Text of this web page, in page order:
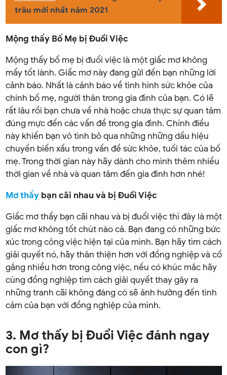
trâu mới nhất năm 2021
Mộng thấy Bố Mẹ bị Đuổi Việc
Mộng thấy bố mẹ bị đuổi việc là một giấc mơ không
mấy tốt lành. Giấc mơ này đang gửi đến bạn những lời
cảnh báo. Nhất là cảnh báo về tình hình sức khỏe của
chính bố mẹ, người thân trong gia đình của bạn. Có lẽ
rất lâu rồi bạn chưa về nhà hoặc chưa thực sự quan tâm
đúng mực đến các vấn đề trong gia đình. Chính điều
này khiến bạn vô tình bỏ qua những những dấu hiệu
chuyển biến xấu trong vấn đề sức khỏe, tuổi tác của bố
mẹ. Trong thời gian này hãy dành cho mình thêm nhiều
thời gian về nhà và quan tâm đến gia đình hơn nhé!
Mơ thấybạn cãi nhau và bị Đuổi Việc
Giấc mơ thấy bạn cãi nhau và bị đuổi việc thì đây là một
giấc mơ không tốt chút nào cả. Bạn đang có những bức
xúc trong công việc hiện tại của mình. Bạn hãy tìm cách
giải quyết nó, hãy thân thiện hơn với đồng nghiệp và cố
gắng nhiều hơn trong công việc, nếu có khúc mắc hãy
cùng đồng nghiệp tìm cách giải quyết thay gây ra
những tranh cãi không đáng có sẽ ảnh hưởng đến tình
cảm của bạn với đồng nghiệp của mình.
3. Mơ thấy bị Đuổi Việc đánh ngay
con gì?